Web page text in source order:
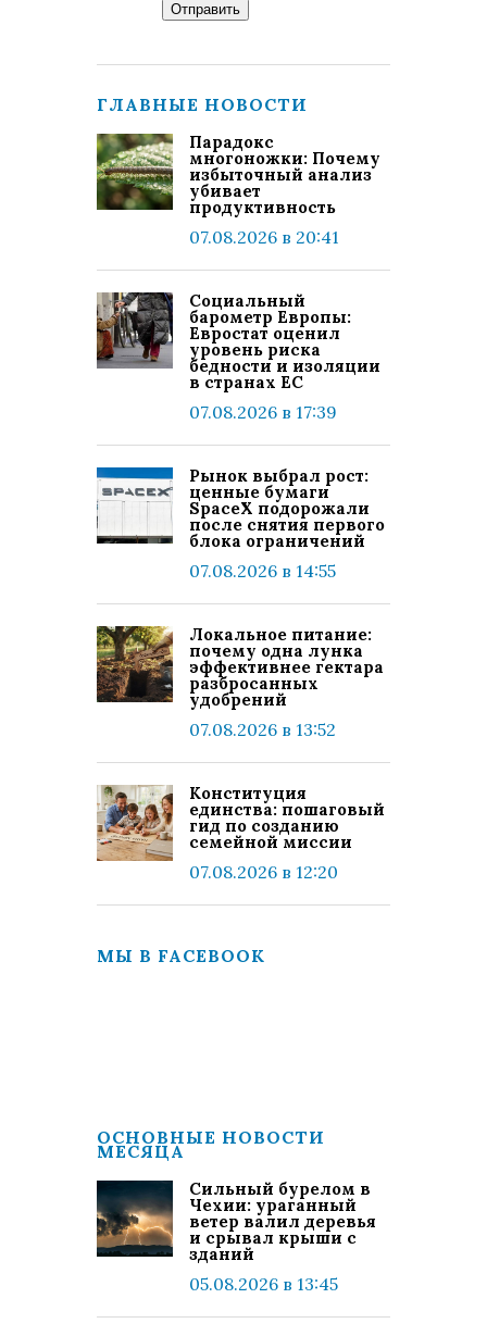
Отправить
ГЛАВНЫЕ НОВОСТИ
Парадокс
многоножки: Почему
избыточный анализ
убивает
продуктивность
07.08.2026 в 20:41
Социальный
барометр Европы:
Евростат оценил
уровень риска
бедности и изоляции
в странах ЕС
07.08.2026 в 17:39
Рынок выбрал рост:
ценные бумаги
SpaceX подорожали
после снятия первого
блока ограничений
07.08.2026 в 14:55
Локальное питание:
почему одна лунка
эффективнее гектара
разбросанных
удобрений
07.08.2026 в 13:52
Конституция
единства: пошаговый
гид по созданию
семейной миссии
07.08.2026 в 12:20
МЫ В FACEBOOK
ОСНОВНЫЕ НОВОСТИ
МЕСЯЦА
Сильный бурелом в
Чехии: ураганный
ветер валил деревья
и срывал крыши с
зданий
05.08.2026 в 13:45